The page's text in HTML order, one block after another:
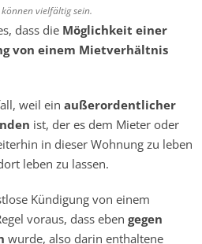
vielfältig sein.
dass die Möglichkeit einer
von einem Mietverhältnis
weil ein außerordentlicher
ist, der es dem Mieter oder
in dieser Wohnung zu leben
leben zu lassen.
Kündigung von einem
voraus, dass eben gegen
wurde, also darin enthaltene